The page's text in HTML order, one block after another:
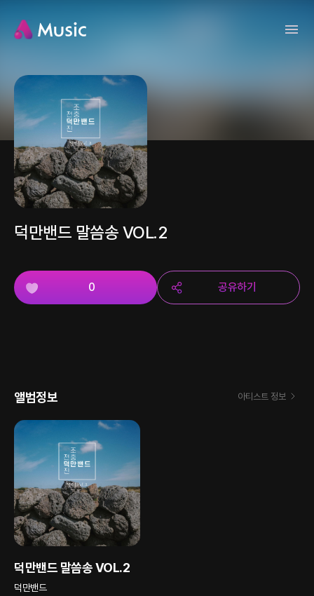
덕만밴드 말씀송 VOL.2
0 공유하기
앨범정보 아티스트 정보
덕만밴드 말씀송 VOL.2
덕만밴드